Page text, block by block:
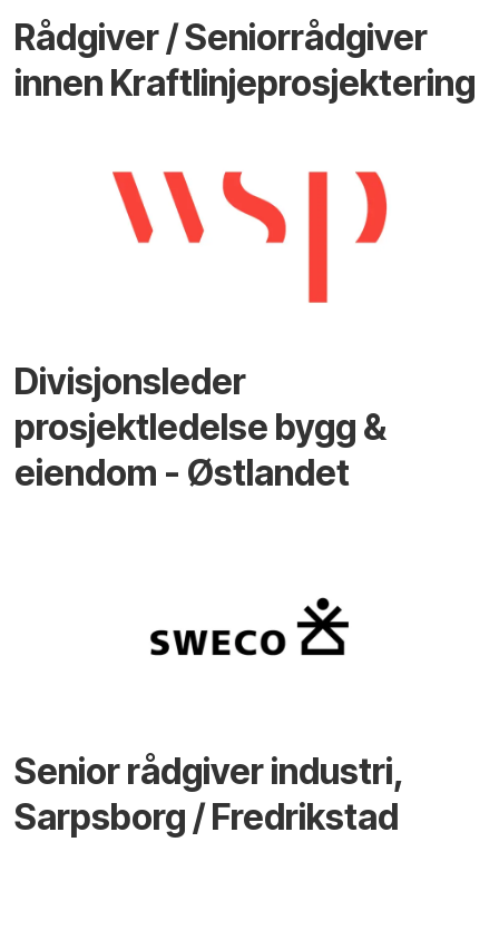
Rådgiver / Seniorrådgiver
innen Kraftlinjeprosjektering
Divisjonsleder
prosjektledelse bygg &
eiendom - Østlandet
Senior rådgiver industri,
Sarpsborg / Fredrikstad